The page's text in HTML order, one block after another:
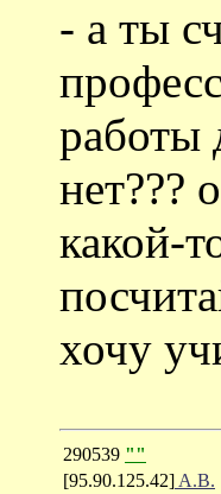
- а ты
работы
нет???
какой-
хочу
290539 ""
[95.90.125.42] A.B.